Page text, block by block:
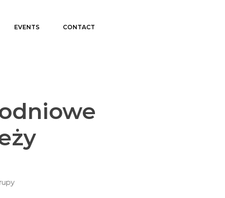
EVENTS CONTACT